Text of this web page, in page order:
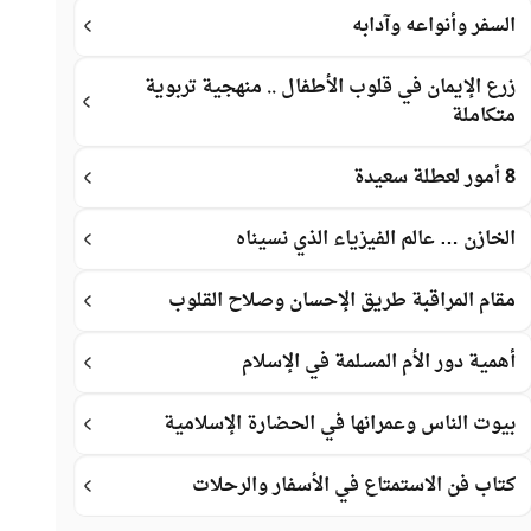
السفر وأنواعه وآدابه
زرع الإيمان في قلوب الأطفال .. منهجية تربوية
متكاملة
8 أمور لعطلة سعيدة
الخازن … عالم الفيزياء الذي نسيناه
مقام المراقبة طريق الإحسان وصلاح القلوب
أهمية دور الأم المسلمة في الإسلام
بيوت الناس وعمرانها في الحضارة الإسلامية
كتاب فن الاستمتاع في الأسفار والرحلات